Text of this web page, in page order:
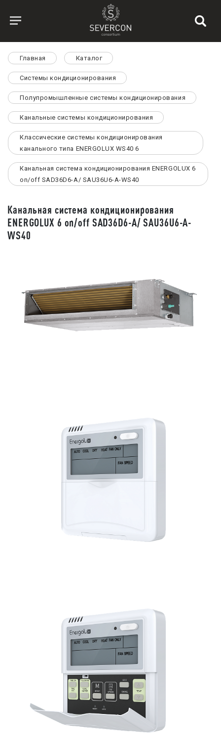
Главная Каталог
Системы кондиционирования
Полупромышленные системы кондиционирования
Канальные системы кондиционирования
Классические системы кондиционирования
канального типа ENERGOLUX WS40 6
Канальная система кондиционирования ENERGOLUX 6
on/off SAD36D6-A/ SAU36U6-A-WS40
Канальная система кондиционирования
ENERGOLUX 6 on/off SAD36D6-A/ SAU36U6-A-
WS40